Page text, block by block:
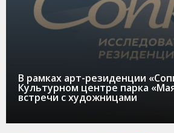
В рамках арт-резиденции
Культурном центре парка
встречи с художницами